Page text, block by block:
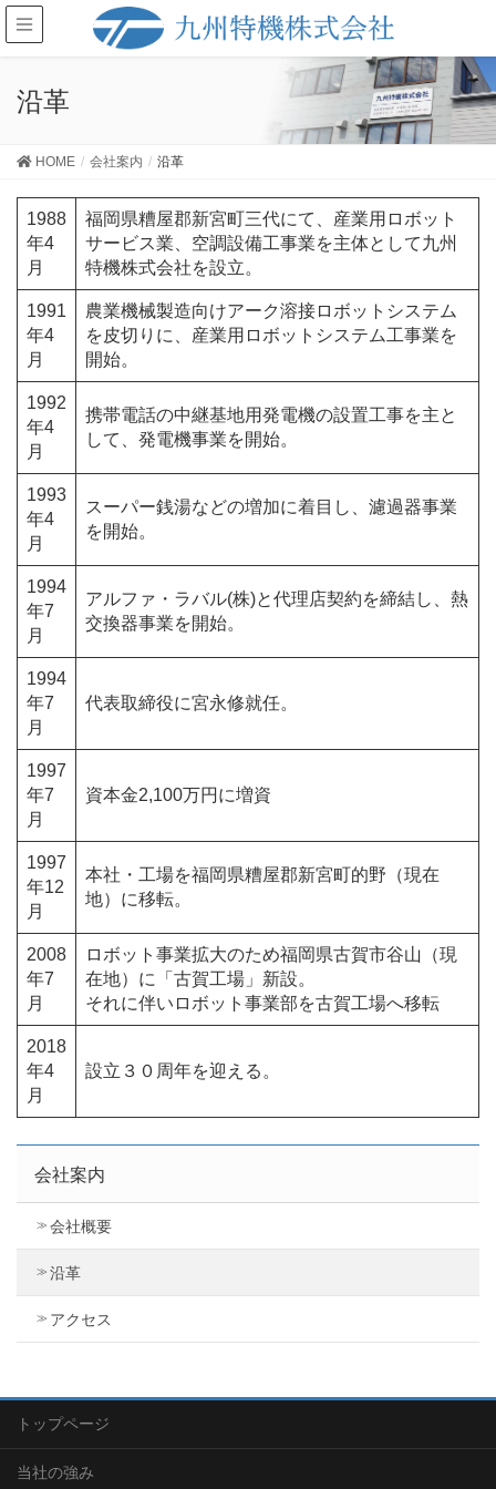
沿革
HOME 会社案内 沿革
1988
年4
月
福岡県糟屋郡新宮町三代にて、産業用ロボット
サービス業、空調設備工事業を主体として九州
特機株式会社を設立。
1991
年4
月
農業機械製造向けアーク溶接ロボットシステム
を皮切りに、産業用ロボットシステム工事業を
開始。
1992
年4
月
携帯電話の中継基地用発電機の設置工事を主と
して、発電機事業を開始。
1993
年4
月
スーパー銭湯などの増加に着目し、濾過器事業
を開始。
1994
年7
月
アルファ・ラバル(株)と代理店契約を締結し、熱
交換器事業を開始。
1994
年7
月
代表取締役に宮永修就任。
1997
年7
月
資本金2,100万円に増資
1997
年12
月
本社・工場を福岡県糟屋郡新宮町的野（現在
地）に移転。
2008
年7
月
ロボット事業拡大のため福岡県古賀市谷山（現
在地）に「古賀工場」新設。
それに伴いロボット事業部を古賀工場へ移転
2018
年4
月
設立３０周年を迎える。
会社案内
会社概要
沿革
アクセス
トップページ
当社の強み